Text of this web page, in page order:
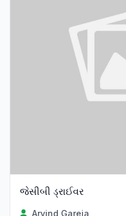
જેસીબી ડ્રાઈવર
Arvind Gareja